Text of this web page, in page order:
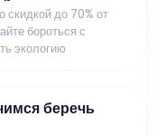
скидкой до 70% от
бороться с
экологию
беречь